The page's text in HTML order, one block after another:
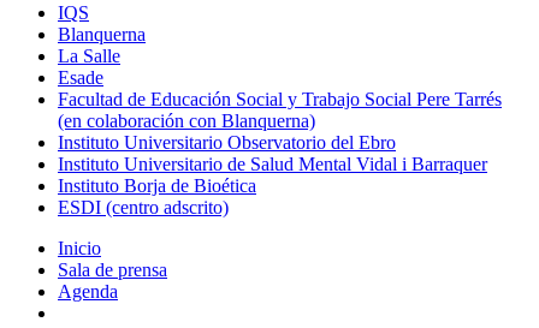
IQS
Blanquerna
La Salle
Esade
Facultad de Educación Social y Trabajo Social Pere Tarrés
(en colaboración con Blanquerna)
Instituto Universitario Observatorio del Ebro
Instituto Universitario de Salud Mental Vidal i Barraquer
Instituto Borja de Bioética
ESDI (centro adscrito)
Inicio
Sala de prensa
Agenda